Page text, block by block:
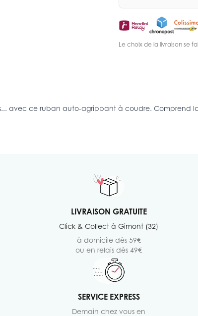
Le choix de la livraison se
avec ce ruban auto-agrippant à coudre. Comprend
LIVRAISON GRATUITE
Click & Collect à Gimont (32)
à domicile dès 59€
ou en relais dès 49€
SERVICE EXPRESS
Demain chez vous en